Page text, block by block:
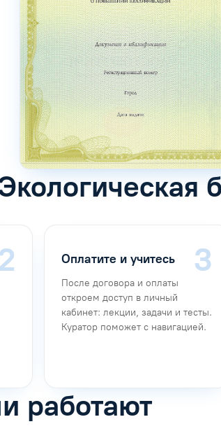
Оплатите и учитесь
После договора и оплаты
откроем доступ в личный
кабинет: лекции, задачи и тесты.
Куратор поможет с навигацией.
работают